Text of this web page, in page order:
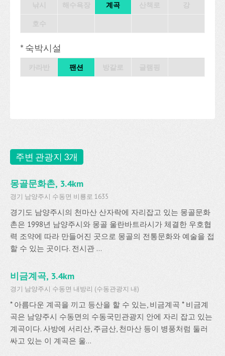
계곡
* 숙박시설
팬션
주변 관광지 3개
몽골문화촌, 3.4km
경기 남양주시 수동면 비룡로 1635
경기도 남양주시의 천마산 산자락에 자리잡고 있는 몽골문화
촌은 1998년 남양주시와 몽골 울란바트라시가 체결한 우호협
력 조약에 따라 만들어진 곳으로 몽골의 전통문화와 예술을 접
할 수 있는 곳이다. 전시관 ...
비금계곡, 3.4km
경기 남양주시 수동면 내방리 (수동관광지 내)
* 아름다운 계곡을 끼고 등산을 할 수 있는, 비금계곡 * 비금계
곡은 남양주시 수동면의 수동국민관광지 안에 자리 잡고 있는
계곡이다. 사방에 서리산, 주금산, 천마산 등이 병풍처럼 둘러
싸고 있는 이 계곡은 울...